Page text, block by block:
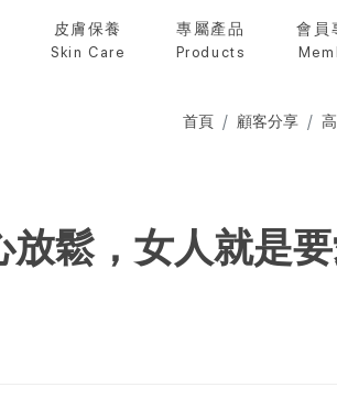
皮膚保養
Skin Care
專屬產品
Products
會員
首頁 顧客分享
鬆，女人就是